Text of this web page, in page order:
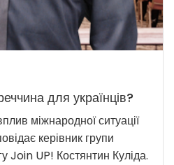
для українців?
міжнародної ситуації
керівник групи
Join UP! Костянтин Куліда.